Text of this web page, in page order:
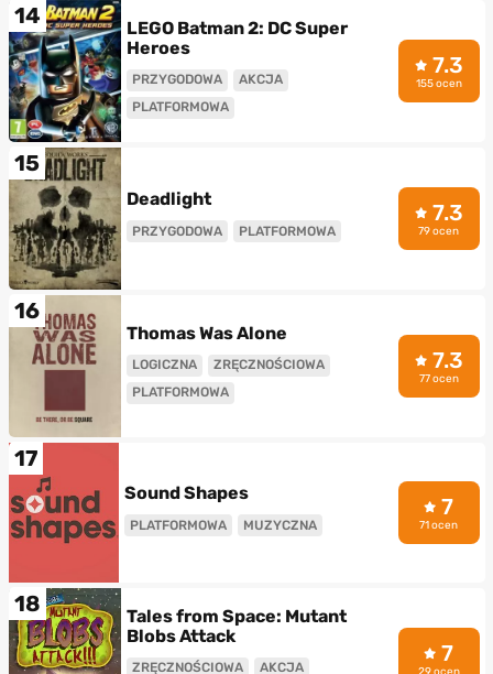
14
LEGO Batman 2: DC Super
Heroes
PRZYGODOWA
AKCJA
PLATFORMOWA
7.3
155 ocen
15
Deadlight
PRZYGODOWA PLATFORMOWA
7.3
79 ocen
16
Thomas Was Alone
LOGICZNA
ZRĘCZNOŚCIOWA
PLATFORMOWA
7.3
77 ocen
17
Sound Shapes
PLATFORMOWA MUZYCZNA
7
71 ocen
18
Tales from Space: Mutant
Blobs Attack
ZRĘCZNOŚCIOWA AKCJA
7